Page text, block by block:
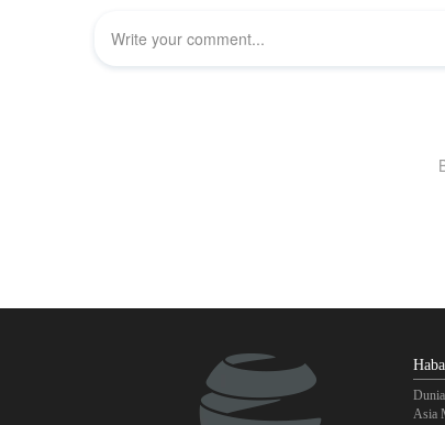
Dunia
Asia